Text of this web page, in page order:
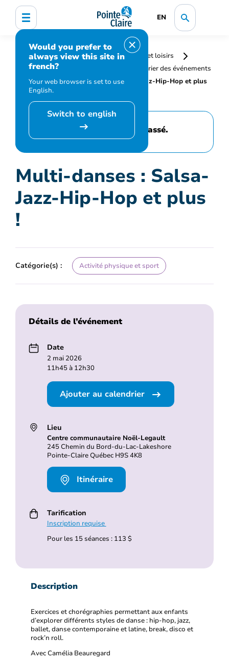
EN
Would you prefer to
always view this site in
french?
Your web browser is set to use
English.
Switch to english
Accueil
Bibliothèque, culture, sports et loisirs
Programmation et inscription
Calendrier des événements
et activités
Multi-danses : Salsa-Jazz-Hip-Hop et plus
Cet événement est passé.
Multi-danses : Salsa-
Jazz-Hip-Hop et plus
!
Catégorie(s) : Activité physique et sport
Détails de l’événement
Date
2 mai 2026
11h45 à 12h30
Ajouter au calendrier
Lieu
Centre communautaire Noël-Legault
245 Chemin du Bord-du-Lac-Lakeshore
Pointe-Claire Québec H9S 4K8
Itinéraire
Tarification
Inscription requise
Pour les 15 séances : 113 $
Description
Exercices et chorégraphies permettant aux enfants
d’explorer différents styles de danse : hip-hop, jazz,
ballet, danse contemporaine et latine, break, disco et
rock’n roll.
Avec Camélia Beauregard